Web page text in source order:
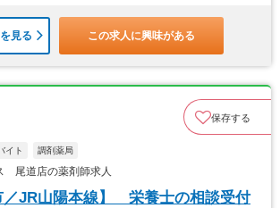
見る この求人に興味がある
保存する
イト 調剤薬局
尾道店の薬剤師求人
／JR山陽本線】 栄養士の相談受付